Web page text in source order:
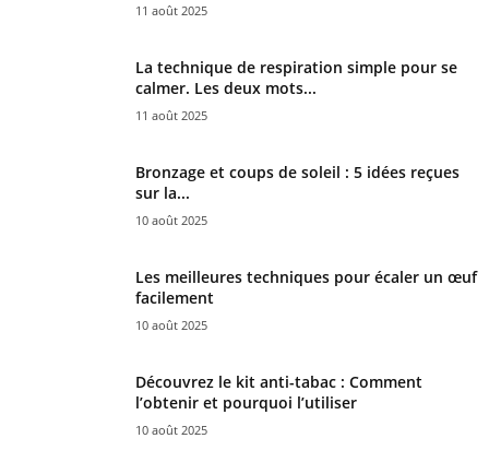
11 août 2025
La technique de respiration simple pour se
calmer. Les deux mots...
11 août 2025
Bronzage et coups de soleil : 5 idées reçues
sur la...
10 août 2025
Les meilleures techniques pour écaler un œuf
facilement
10 août 2025
Découvrez le kit anti-tabac : Comment
l’obtenir et pourquoi l’utiliser
10 août 2025